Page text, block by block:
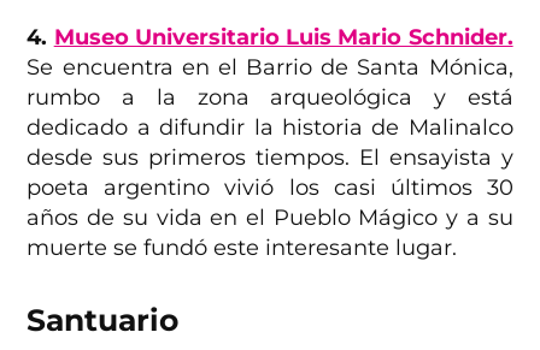
4. Museo Universitario Luis Mario Schnider.
Se encuentra en el Barrio de Santa Mónica,
rumbo a la zona arqueológica y está
dedicado a difundir la historia de Malinalco
desde sus primeros tiempos. El ensayista y
poeta argentino vivió los casi últimos 30
años de su vida en el Pueblo Mágico y a su
muerte se fundó este interesante lugar.
Santuario